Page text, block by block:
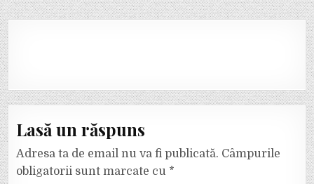
Lasă un răspuns
Adresa ta de email nu va fi publicată. Câmpurile
obligatorii sunt marcate cu *